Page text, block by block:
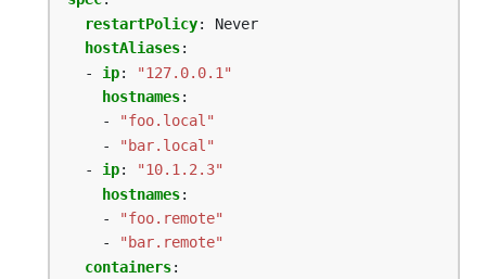
restartPolicy:
Never
hostAliases:
- ip:
"127.0.0.1"
hostnames:
-
"foo.local"
-
"bar.local"
- ip:
"10.1.2.3"
hostnames:
-
"foo.remote"
-
"bar.remote"
containers: